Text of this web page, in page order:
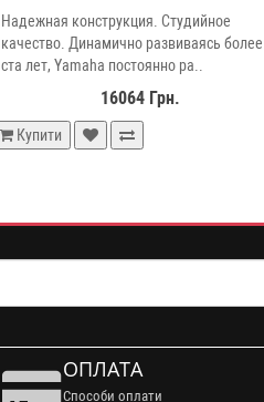
Надежная конструкция. Студийное
качество. Динамично развиваясь более
ста лет, Yamaha постоянно ра..
16064 Грн.
Купити
ОПЛАТА
Способи оплати